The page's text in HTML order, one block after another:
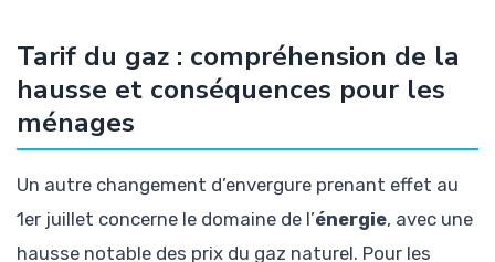
Tarif du gaz : compréhension de la
hausse et conséquences pour les
ménages
Un autre changement d’envergure prenant effet au
1er juillet concerne le domaine de l’énergie, avec une
hausse notable des prix du gaz naturel. Pour les